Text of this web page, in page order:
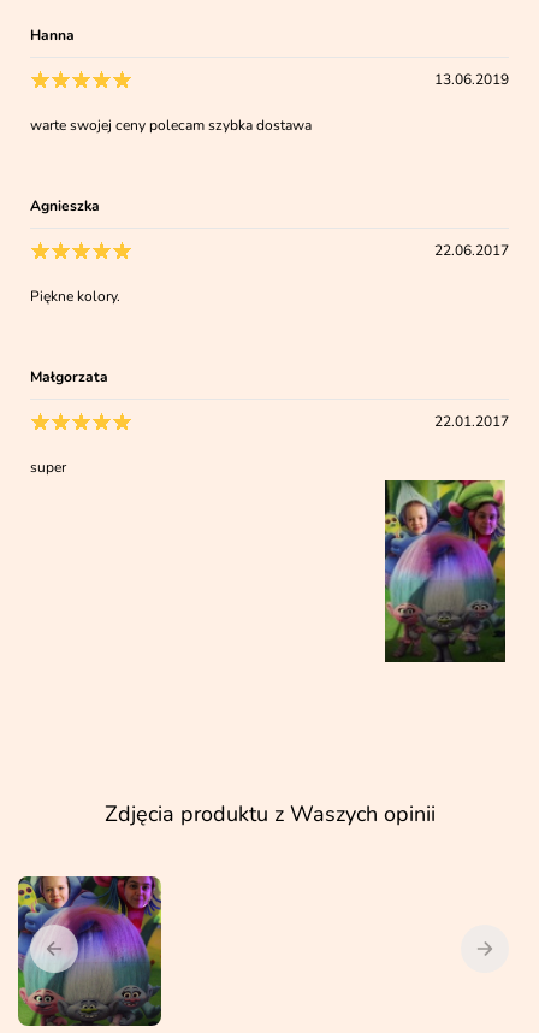
Hanna
13.06.2019
warte swojej ceny polecam szybka dostawa
Agnieszka
22.06.2017
Piękne kolory.
Małgorzata
22.01.2017
super
Zdjęcia produktu z Waszych opinii